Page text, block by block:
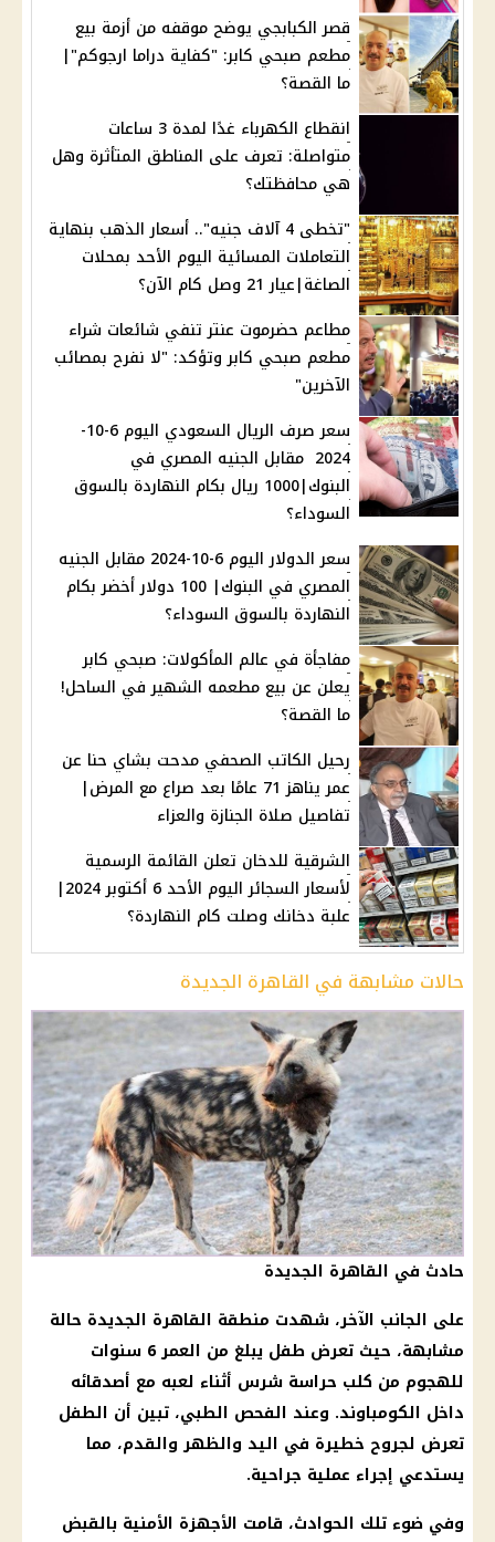
قصر الكبابجي يوضح موقفه من أزمة بيع
مطعم صبحي كابر: "كفاية دراما ارجوكم"|
ما القصة؟
انقطاع الكهرباء غدًا لمدة 3 ساعات
متواصلة: تعرف على المناطق المتأثرة وهل
هي محافظتك؟
"تخطى 4 آلاف جنيه".. أسعار الذهب بنهاية
التعاملات المسائية اليوم الأحد بمحلات
الصاغة|عيار 21 وصل كام الآن؟
مطاعم حضرموت عنتر تنفي شائعات شراء
مطعم صبحي كابر وتؤكد: "لا نفرح بمصائب
الآخرين"
سعر صرف الريال السعودي اليوم 6-10-
2024 مقابل الجنيه المصري في
البنوك|1000 ريال بكام النهاردة بالسوق
السوداء؟
سعر الدولار اليوم 6-10-2024 مقابل الجنيه
المصري في البنوك| 100 دولار أخضر بكام
النهاردة بالسوق السوداء؟
مفاجأة في عالم المأكولات: صبحي كابر
يعلن عن بيع مطعمه الشهير في الساحل!
ما القصة؟
رحيل الكاتب الصحفي مدحت بشاي حنا عن
عمر يناهز 71 عامًا بعد صراع مع المرض|
تفاصيل صلاة الجنازة والعزاء
الشرقية للدخان تعلن القائمة الرسمية
لأسعار السجائر اليوم الأحد 6 أكتوبر 2024|
علبة دخانك وصلت كام النهاردة؟
حالات مشابهة في القاهرة الجديدة
حادث في القاهرة الجديدة
على الجانب الآخر، شهدت منطقة القاهرة الجديدة حالة
مشابهة، حيث تعرض طفل يبلغ من العمر 6 سنوات
للهجوم من كلب حراسة شرس أثناء لعبه مع أصدقائه
داخل الكومباوند. وعند الفحص الطبي، تبين أن الطفل
تعرض لجروح خطيرة في اليد والظهر والقدم، مما
يستدعي إجراء عملية جراحية.
وفي ضوء تلك الحوادث، قامت الأجهزة الأمنية بالقبض